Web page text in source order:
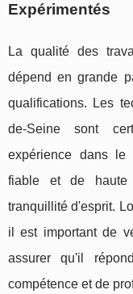
Expérimentés
La qualité des
dépend en grande
qualifications. Les
de-Seine sont
expérience dans le
fiable et de haute
tranquillité d'esprit.
il est important de
assurer qu'il
compétence et de